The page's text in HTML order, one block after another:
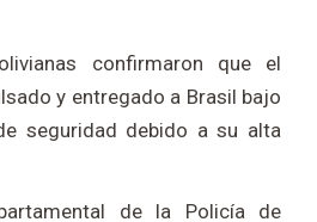
confirmaron que el
y entregado a Brasil bajo
seguridad debido a su alta
de la Policía de